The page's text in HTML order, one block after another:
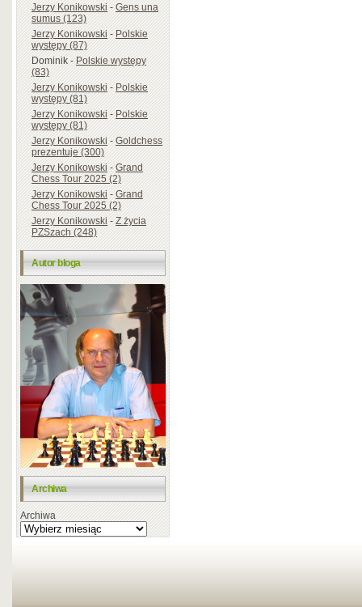
Jerzy Konikowski-Gens una
sumus (123)
Jerzy Konikowski-Polskie
występy (87)
Dominik-Polskie występy
(83)
Jerzy Konikowski-Polskie
występy (81)
Jerzy Konikowski-Polskie
występy (81)
Jerzy Konikowski-Goldchess
prezentuje (300)
Jerzy Konikowski-Grand
Chess Tour 2025 (2)
Jerzy Konikowski-Grand
Chess Tour 2025 (2)
Jerzy Konikowski-Z życia
PZSzach (248)
Autor bloga
Archiwa
Archiwa